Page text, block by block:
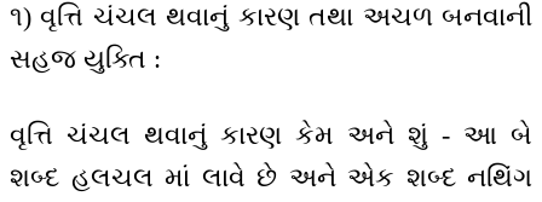
૧) વૃત્તિ ચંચલ થવાનું કારણ તથા અચળ બનવાની
સહજ યુક્તિ :
વૃત્તિ ચંચલ થવાનું કારણ કેમ અને શું - આ બે
શબ્દ હલચલ માં લાવે છે અને એક શબ્દ નથિંગ